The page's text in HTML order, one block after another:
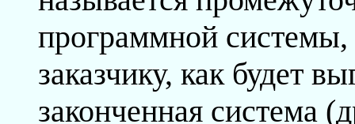
программной
заказчику, как будет
законченная система